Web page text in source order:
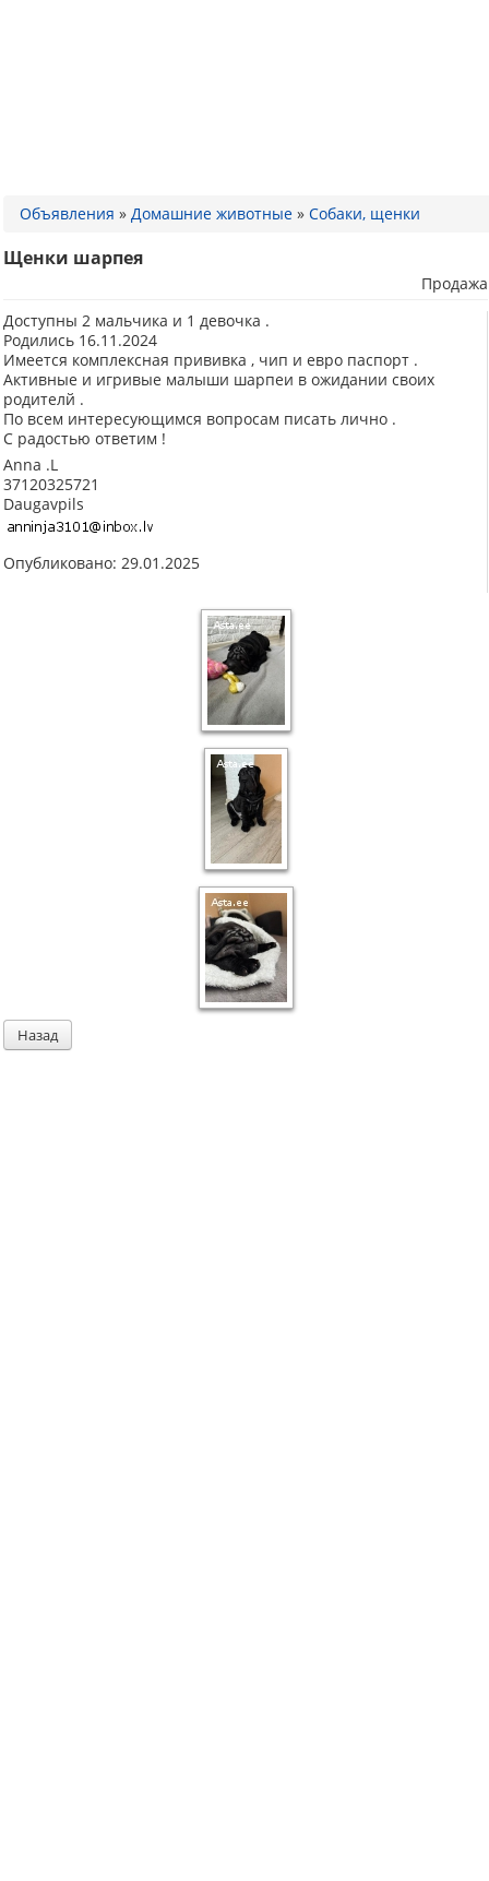
Объявления » Домашние животные » Собаки, щенки
Щенки шарпея
Продажа
Доступны 2 мальчика и 1 девочка .
Родились 16.11.2024
Имеется комплексная прививка , чип и евро паспорт .
Активные и игривые малыши шарпеи в ожидании своих
родителй .
По всем интересующимся вопросам писать лично .
С радостью ответим !
Anna .L
37120325721
Daugavpils
Опубликовано: 29.01.2025
Назад